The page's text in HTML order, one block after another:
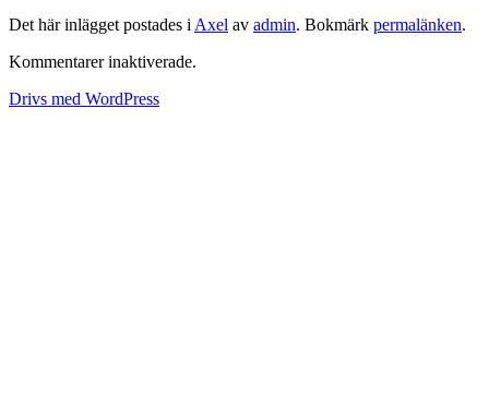
Det här inlägget postades i Axel av admin. Bokmärk permalänken.
Kommentarer inaktiverade.
Drivs med WordPress